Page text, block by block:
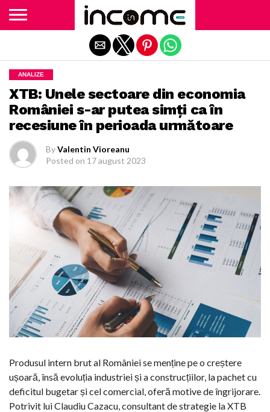
ANALIZE
XTB: Unele sectoare din economia
României s-ar putea simți ca în
recesiune în perioada următoare
ByValentin Vioreanu
Posted on 17 august 2023
Produsul intern brut al României se menține pe o creștere
ușoară, însă evoluția industriei și a construcțiilor, la pachet cu
deficitul bugetar și cel comercial, oferă motive de îngrijorare.
Potrivit lui Claudiu Cazacu, consultant de strategie la XTB
Exit mobile version